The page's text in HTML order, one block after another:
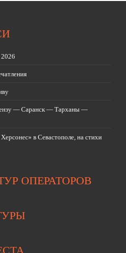
— Саранск — Тарханы —
в Севастополе, на стихи
ОПЕРАТОРОВ